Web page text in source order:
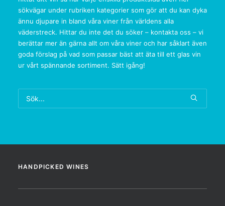
sökvägar under rubriken kategorier som gör att du kan dyka
ännu djupare in bland våra viner från världens alla
väderstreck. Hittar du inte det du söker – kontakta oss – vi
berättar mer än gärna allt om våra viner och har såklart även
goda förslag på vad som passar bäst att äta till ett glas vin
ur vårt spännande sortiment. Sätt igång!
HANDPICKED WINES